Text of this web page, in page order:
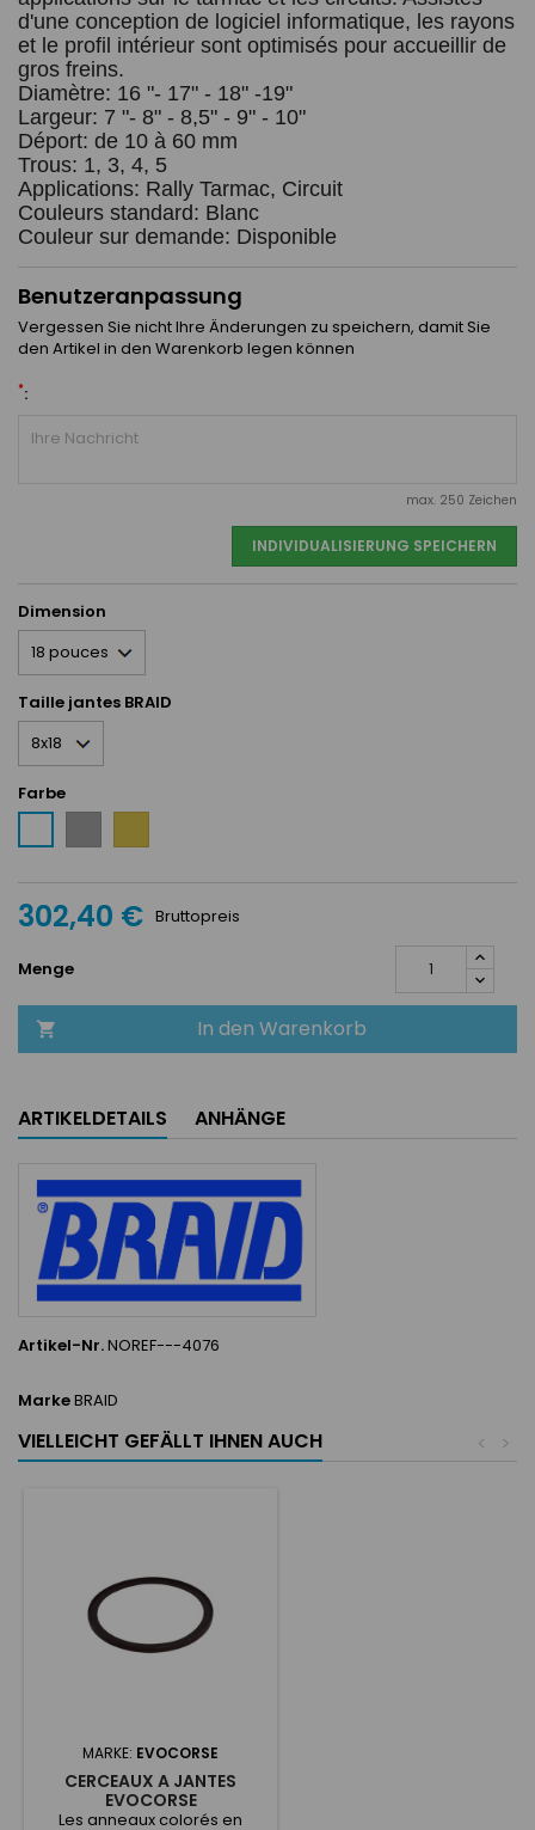
d'une conception de logiciel informatique, les rayons
et le profil intérieur sont optimisés pour accueillir de
gros freins.
Diamètre: 16 "- 17" - 18" -19"
Largeur: 7 "- 8" - 8,5" - 9" - 10"
Déport: de 10 à 60 mm
Trous: 1, 3, 4, 5
Applications: Rally Tarmac, Circuit
Couleurs standard: Blanc
Couleur sur demande: Disponible
Benutzeranpassung
Vergessen Sie nicht Ihre Änderungen zu speichern, damit Sie
den Artikel in den Warenkorb legen können
*:
max. 250 Zeichen
INDIVIDUALISIERUNG SPEICHERN
Dimension
Taille jantes BRAID
Farbe
302,40 € Bruttopreis
Menge
 In den Warenkorb
ARTIKELDETAILS ANHÄNGE
Artikel-Nr.NOREF---4076
MarkeBRAID
VIELLEICHT GEFÄLLT IHNEN AUCH >
<
MARKE: EVOCORSE
CERCEAUX A JANTES
EVOCORSE
Les anneaux colorés en